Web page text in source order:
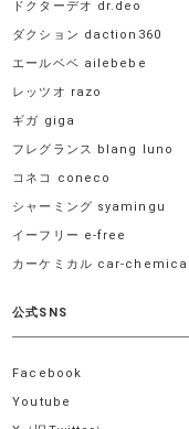
ドクターデオ dr.deo
ダクション daction360
エールベベ ailebebe
レッツオ razo
ギガ giga
フレグランス blang luno
コネコ coneco
シャーミング syamingu
イーフリー e-free
カーケミカル car-chemical
公式SNS
Facebook
Youtube